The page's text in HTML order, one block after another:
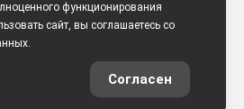
функционирования
сайт, вы соглашаетесь со
Согласен